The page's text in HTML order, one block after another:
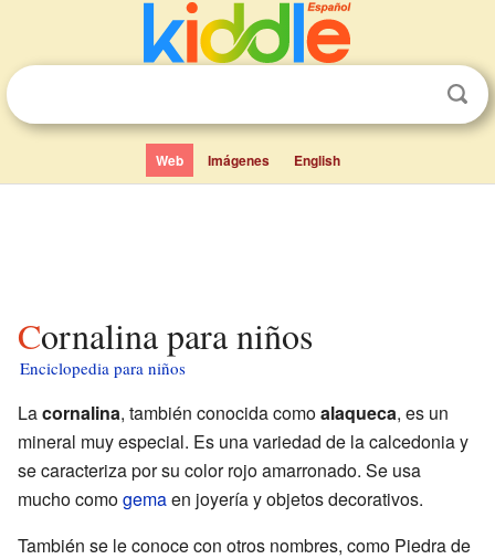
Web Imágenes English
Cornalina para niños
Enciclopedia para niños
Lacornalina, también conocida comoalaqueca, es un
mineral muy especial. Es una variedad de la calcedonia y
se caracteriza por su color rojo amarronado. Se usa
mucho comogemaen joyería y objetos decorativos.
También se le conoce con otros nombres, como Piedra de